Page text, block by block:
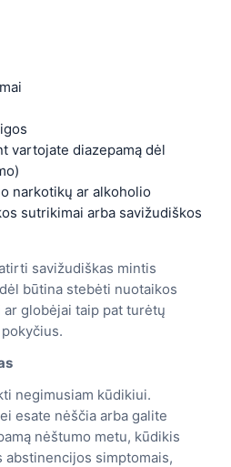
vartojate diazepamą dėl
narkotikų ar alkoholio
sutrikimai arba savižudiškos
savižudiškas mintis
būtina stebėti nuotaikos
globėjai taip pat turėtų
negimusiam kūdikiui.
esate nėščia arba galite
nėštumo metu, kūdikis
simptomais,